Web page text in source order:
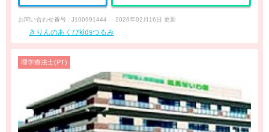
お問い合わせ番号 : J100991444 2026年02月16日 更新
きりんのあくびkidsつるみ
理学療法士(PT)